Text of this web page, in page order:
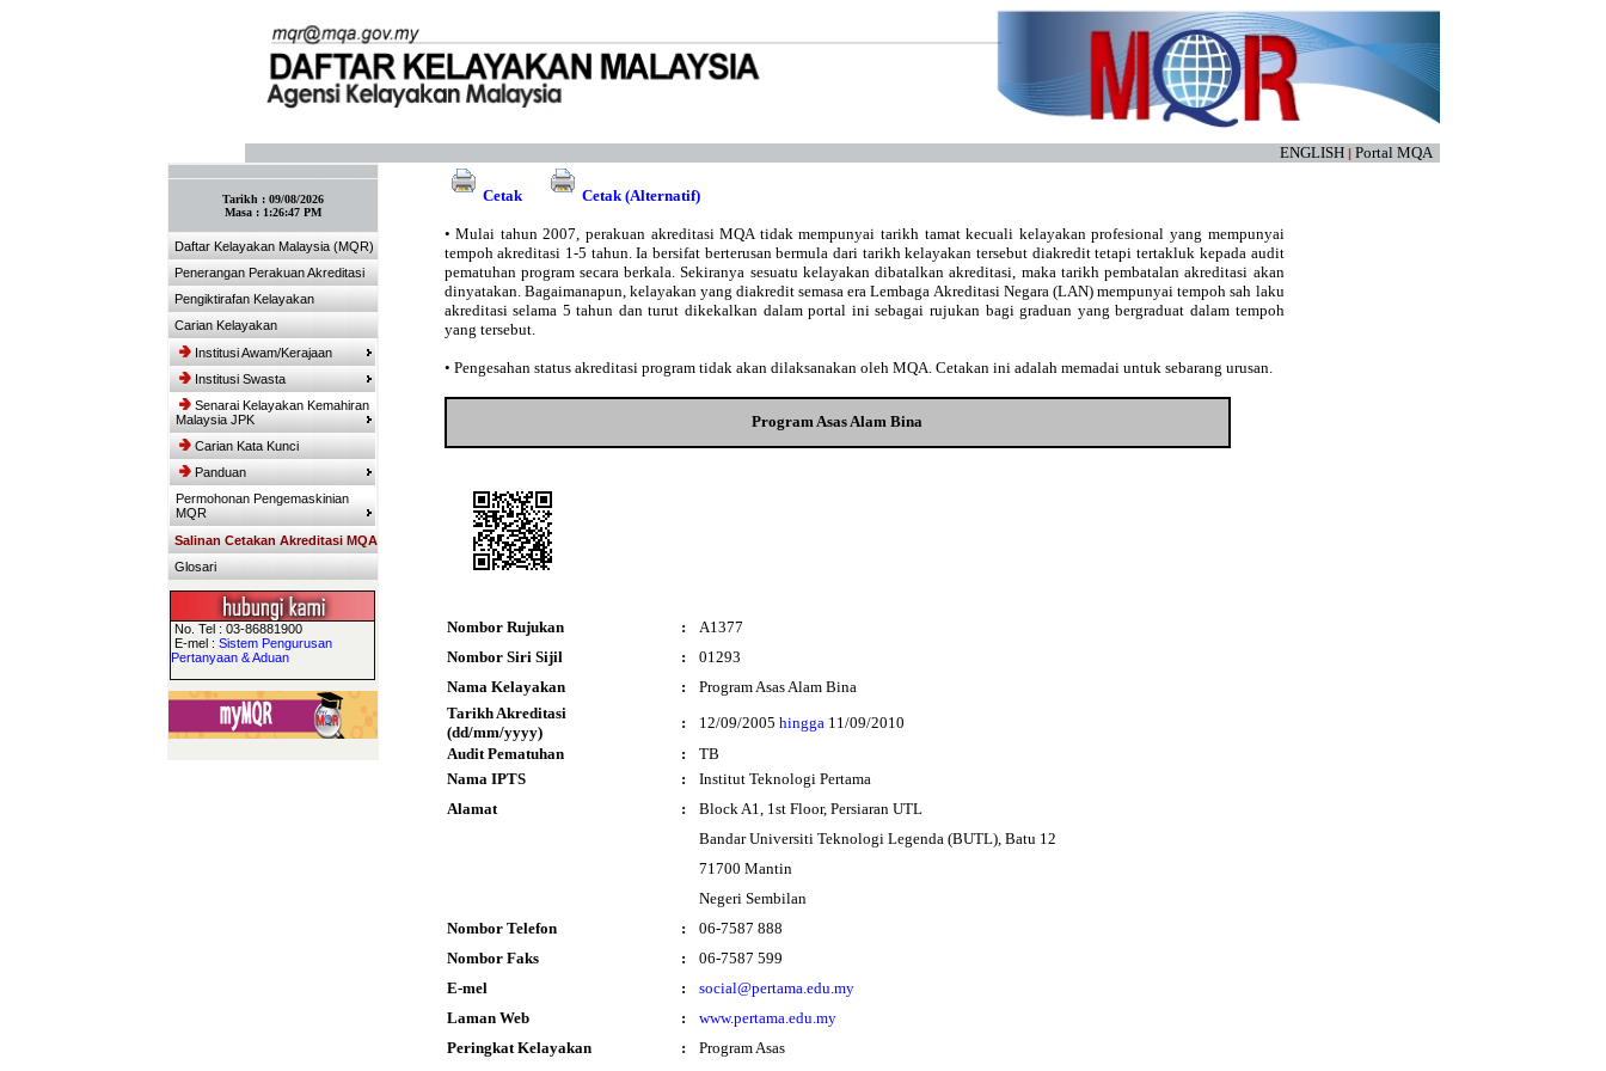
ENGLISH | Portal MQA
Tarikh : 09/08/2026
Masa : 1:26:47 PM
Daftar Kelayakan Malaysia (MQR)
Penerangan Perakuan Akreditasi
Pengiktirafan Kelayakan
Carian Kelayakan
Institusi Awam/Kerajaan
Institusi Swasta
Senarai Kelayakan Kemahiran
Malaysia JPK
Carian Kata Kunci
Panduan
Permohonan Pengemaskinian
MQR
Salinan Cetakan Akreditasi MQA
Glosari
No. Tel : 03-86881900
E-mel : Sistem Pengurusan
Pertanyaan & Aduan
Cetak Cetak (Alternatif)
• Mulai tahun 2007, perakuan akreditasi MQA tidak mempunyai tarikh tamat kecuali kelayakan profesional yang mempunyai
tempoh akreditasi 1-5 tahun. Ia bersifat berterusan bermula dari tarikh kelayakan tersebut diakredit tetapi tertakluk kepada audit
pematuhan program secara berkala. Sekiranya sesuatu kelayakan dibatalkan akreditasi, maka tarikh pembatalan akreditasi akan
dinyatakan. Bagaimanapun, kelayakan yang diakredit semasa era Lembaga Akreditasi Negara (LAN) mempunyai tempoh sah laku
akreditasi selama 5 tahun dan turut dikekalkan dalam portal ini sebagai rujukan bagi graduan yang bergraduat dalam tempoh
yang tersebut.
• Pengesahan status akreditasi program tidak akan dilaksanakan oleh MQA. Cetakan ini adalah memadai untuk sebarang urusan.
Program Asas Alam Bina
Nombor Rujukan :
A1377
Nombor Siri Sijil
:
01293
Nama Kelayakan
:
Program Asas Alam Bina
Tarikh Akreditasi
(dd/mm/yyyy)
: 12/09/2005 hingga11/09/2010
Audit Pematuhan
:
TB
Nama IPTS
:
Institut Teknologi Pertama
Alamat
:
Block A1, 1st Floor, Persiaran UTL
Bandar Universiti Teknologi Legenda (BUTL), Batu 12
71700 Mantin
Negeri Sembilan
Nombor Telefon
:
06-7587 888
Nombor Faks
:
06-7587 599
E-mel
:
social@pertama.edu.my
Laman Web
:
www.pertama.edu.my
Peringkat Kelayakan
:
Program Asas